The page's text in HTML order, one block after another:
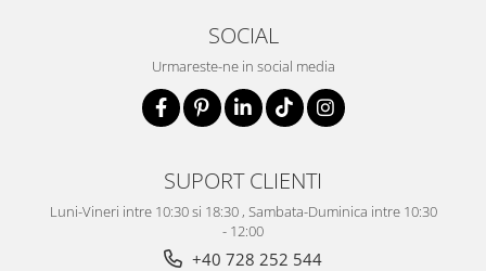
SOCIAL
Urmareste-ne in social media
SUPORT CLIENTI
Luni-Vineri intre 10:30 si 18:30 , Sambata-Duminica intre 10:30
- 12:00
+40 728 252 544